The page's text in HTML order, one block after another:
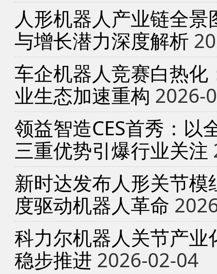
人形机器人产业链全
与增长潜力深度解析
车企机器人竞赛白热
业生态加速重构 2026-
领益智造CES首秀：以
三重优势引爆行业关注
新时达发布人形关节
度驱动机器人革命
科力尔机器人关节产
稳步推进 2026-02-04